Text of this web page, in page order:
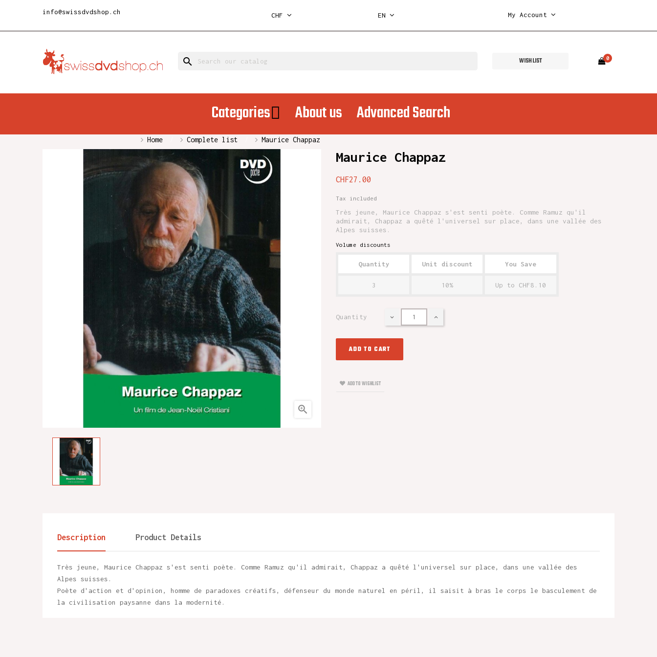
info@swissdvdshop.ch CHF EN My Account
search WISH LIST 0
Categories About us Advanced Search
Home Complete list Maurice Chappaz

Maurice Chappaz
CHF27.00
Tax included
Très jeune, Maurice Chappaz s'est senti poète. Comme Ramuz qu'il
admirait, Chappaz a quêté l'universel sur place, dans une vallée des
Alpes suisses.
Volume discounts
Quantity Unit discount You Save
3 10% Up to CHF8.10
Quantity
ADD TO CART
ADD TO WISHLIST
Description Product Details
Très jeune, Maurice Chappaz s'est senti poète. Comme Ramuz qu'il admirait, Chappaz a quêté l'universel sur place, dans une vallée des
Alpes suisses.
Poète d'action et d'opinion, homme de paradoxes créatifs, défenseur du monde naturel en péril, il saisit à bras le corps le basculement de
la civilisation paysanne dans la modernité.